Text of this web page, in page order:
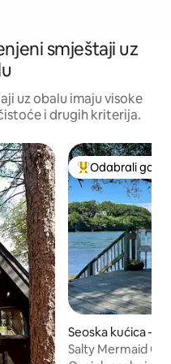
smještaji uz
uz obalu imaju visoke
i drugih kriterija.
„Odabrali gosti”
Među najviše
Odabrali gosti
Seoska kućica –
Salty Mermaid